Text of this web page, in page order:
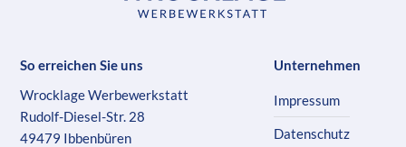
So erreichen Sie uns
Wrocklage Werbewerkstatt
Rudolf-Diesel-Str. 28
49479 Ibbenbüren
Unternehmen
Impressum
Datenschutz